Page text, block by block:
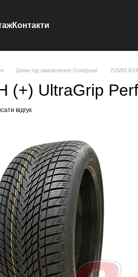
Контакти
Шини під замовлення Goodyear 215/60
(+) UltraGrip
відгук